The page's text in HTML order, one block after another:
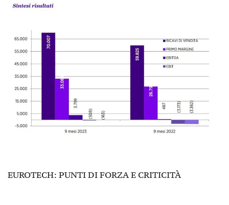
EUROTECH: PUNTI DI FORZA E CRITICITÀ